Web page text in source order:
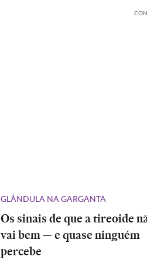
GLÂNDULA NA GARGANTA
Os sinais de que a tireoide
vai bem — e quase ninguém
percebe